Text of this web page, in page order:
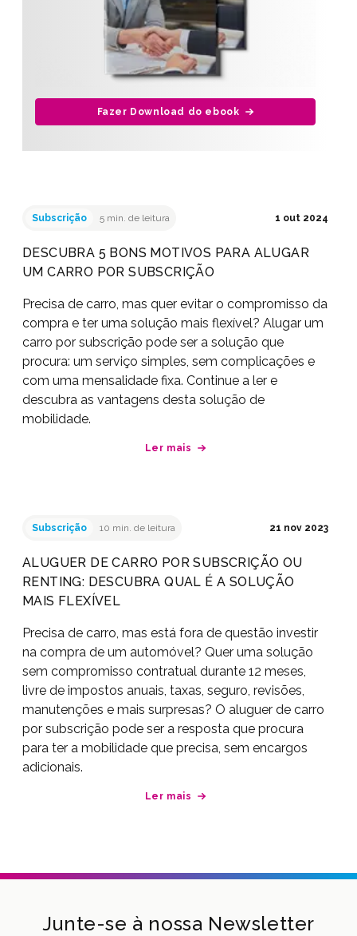
Fazer Download do ebook
Subscrição 5 min. de leitura 1 out 2024
DESCUBRA 5 BONS MOTIVOS PARA ALUGAR
UM CARRO POR SUBSCRIÇÃO
Precisa de carro, mas quer evitar o compromisso da
compra e ter uma solução mais flexível? Alugar um
carro por subscrição pode ser a solução que
procura: um serviço simples, sem complicações e
com uma mensalidade fixa. Continue a ler e
descubra as vantagens desta solução de
mobilidade.
Ler mais
Subscrição 10 min. de leitura 21 nov 2023
ALUGUER DE CARRO POR SUBSCRIÇÃO OU
RENTING: DESCUBRA QUAL É A SOLUÇÃO
MAIS FLEXÍVEL
Precisa de carro, mas está fora de questão investir
na compra de um automóvel? Quer uma solução
sem compromisso contratual durante 12 meses,
livre de impostos anuais, taxas, seguro, revisões,
manutenções e mais surpresas? O aluguer de carro
por subscrição pode ser a resposta que procura
para ter a mobilidade que precisa, sem encargos
adicionais.
Ler mais
Junte-se à nossa Newsletter